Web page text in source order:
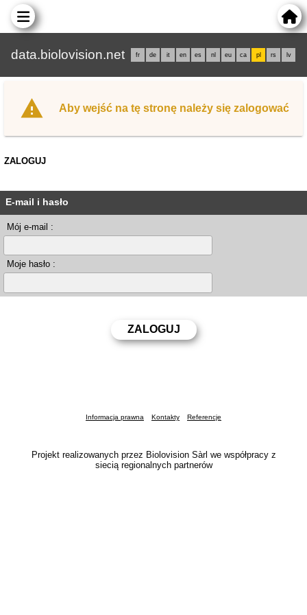
data.biolovision.net fr de it en es nl eu ca pl rs lv
Aby wejść na tę stronę należy się zalogować
ZALOGUJ
E-mail i hasło
Mój e-mail :
Moje hasło :
Informacja prawna Kontakty Referencje
Projekt realizowanych przez Biolovision Sàrl we współpracy z
siecią regionalnych partnerów